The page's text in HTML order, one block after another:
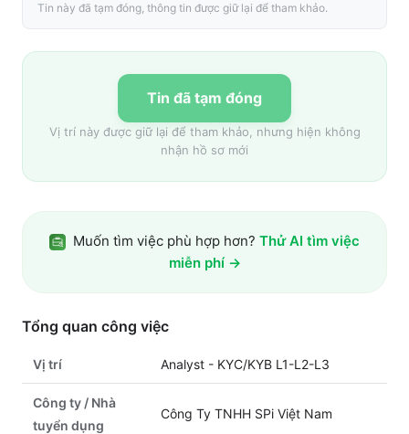
Tin này đã tạm đóng, thông tin được giữ lại để tham khảo.
Tin đã tạm đóng
Vị trí này được giữ lại để tham khảo, nhưng hiện không
nhận hồ sơ mới
Muốn tìm việc phù hợp hơn? Thử AI tìm việc
miễn phí →
Tổng quan công việc
Vị trí Analyst - KYC/KYB L1-L2-L3
Công ty / Nhà
tuyển dụng
Công Ty TNHH SPi Việt Nam